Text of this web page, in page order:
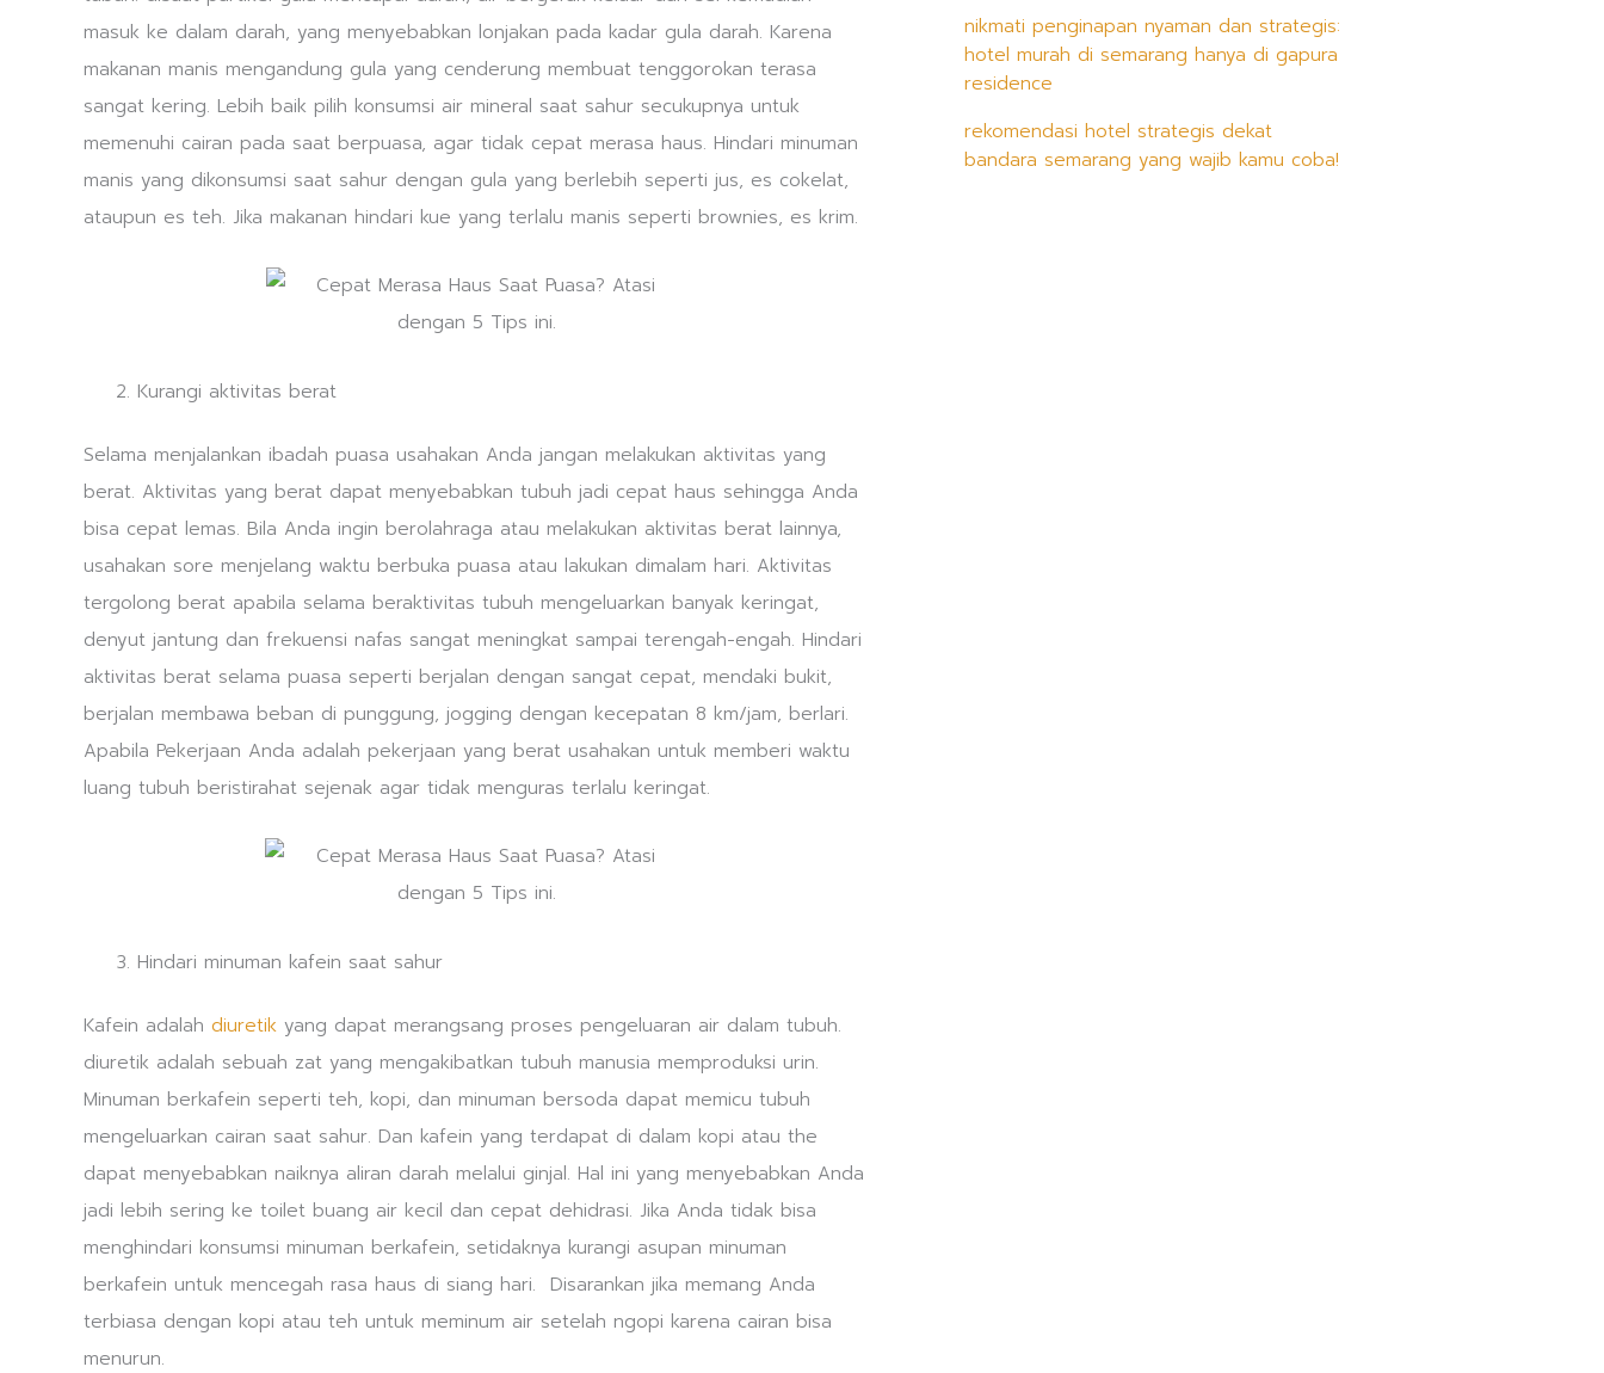
masuk ke dalam darah, yang menyebabkan lonjakan pada kadar gula darah. Karena
makanan manis mengandung gula yang cenderung membuat tenggorokan terasa
sangat kering. Lebih baik pilih konsumsi air mineral saat sahur secukupnya untuk
memenuhi cairan pada saat berpuasa, agar tidak cepat merasa haus. Hindari minuman
manis yang dikonsumsi saat sahur dengan gula yang berlebih seperti jus, es cokelat,
ataupun es teh. Jika makanan hindari kue yang terlalu manis seperti brownies, es krim.
Kurangi aktivitas berat
Selama menjalankan ibadah puasa usahakan Anda jangan melakukan aktivitas yang
berat. Aktivitas yang berat dapat menyebabkan tubuh jadi cepat haus sehingga Anda
bisa cepat lemas. Bila Anda ingin berolahraga atau melakukan aktivitas berat lainnya,
usahakan sore menjelang waktu berbuka puasa atau lakukan dimalam hari. Aktivitas
tergolong berat apabila selama beraktivitas tubuh mengeluarkan banyak keringat,
denyut jantung dan frekuensi nafas sangat meningkat sampai terengah-engah. Hindari
aktivitas berat selama puasa seperti berjalan dengan sangat cepat, mendaki bukit,
berjalan membawa beban di punggung, jogging dengan kecepatan 8 km/jam, berlari.
Apabila Pekerjaan Anda adalah pekerjaan yang berat usahakan untuk memberi waktu
luang tubuh beristirahat sejenak agar tidak menguras terlalu keringat.
Hindari minuman kafein saat sahur
Kafein adalah diuretik yang dapat merangsang proses pengeluaran air dalam tubuh.
diuretik adalah sebuah zat yang mengakibatkan tubuh manusia memproduksi urin.
Minuman berkafein seperti teh, kopi, dan minuman bersoda dapat memicu tubuh
mengeluarkan cairan saat sahur. Dan kafein yang terdapat di dalam kopi atau the
dapat menyebabkan naiknya aliran darah melalui ginjal. Hal ini yang menyebabkan Anda
jadi lebih sering ke toilet buang air kecil dan cepat dehidrasi. Jika Anda tidak bisa
menghindari konsumsi minuman berkafein, setidaknya kurangi asupan minuman
berkafein untuk mencegah rasa haus di siang hari. Disarankan jika memang Anda
terbiasa dengan kopi atau teh untuk meminum air setelah ngopi karena cairan bisa
menurun.
nikmati penginapan nyaman dan strategis:
hotel murah di semarang hanya di gapura
residence
rekomendasi hotel strategis dekat
bandara semarang yang wajib kamu coba!